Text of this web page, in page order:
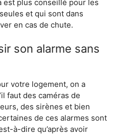
est plus conseillé pour les
et qui sont dans
en cas de chute.
son alarme sans
votre logement, on a
faut des caméras de
des sirènes et bien
de ces alarmes sont
à-dire qu’après avoir